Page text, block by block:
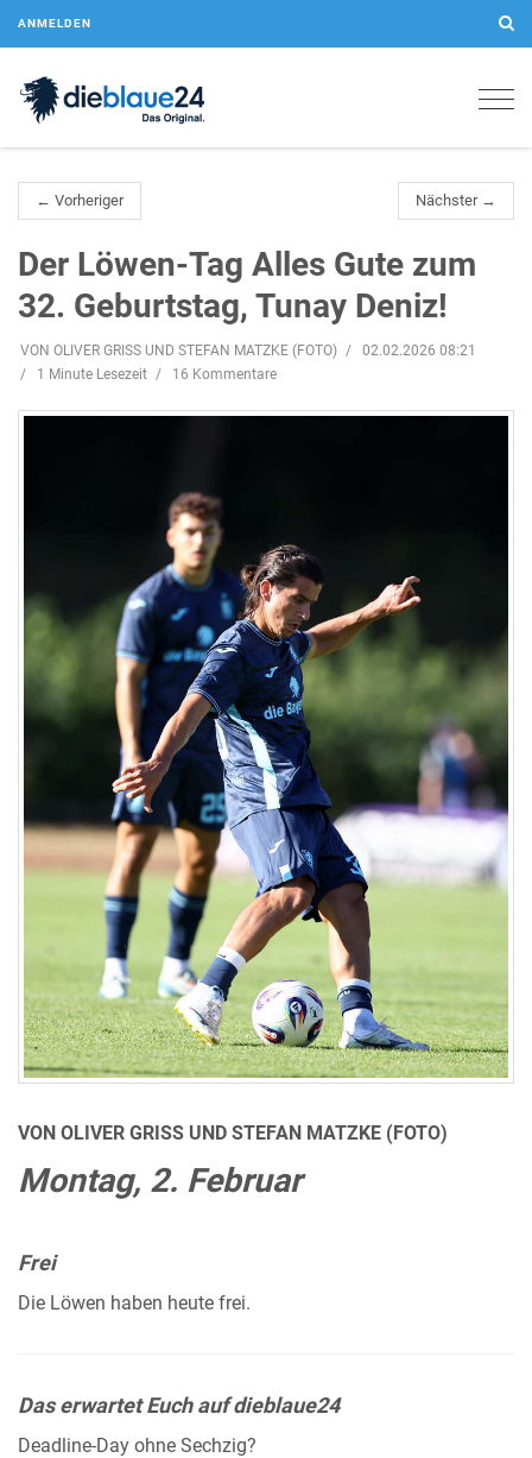
ANMELDEN
← Vorheriger Nächster →
Der Löwen-Tag Alles Gute zum
32. Geburtstag, Tunay Deniz!
VON OLIVER GRISS UND STEFAN MATZKE (FOTO)
02.02.2026 08:21
1 Minute Lesezeit
16 Kommentare
VON OLIVER GRISS UND STEFAN MATZKE (FOTO)
Montag, 2. Februar
Frei
Die Löwen haben heute frei.
Das erwartet Euch auf dieblaue24
Deadline-Day ohne Sechzig?